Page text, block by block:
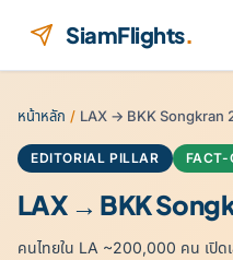
SiamFlights.
หน้าหลัก / LAX → BKK Songkran
EDITORIAL PILLAR FACT-
LAX → BKK
คนไทยใน LA ~200,000 คน เปิด